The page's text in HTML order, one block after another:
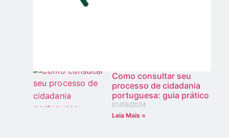
Como consultar seu
processo de cidadania
portuguesa: guia prático
01/05/2024
Leia Mais »